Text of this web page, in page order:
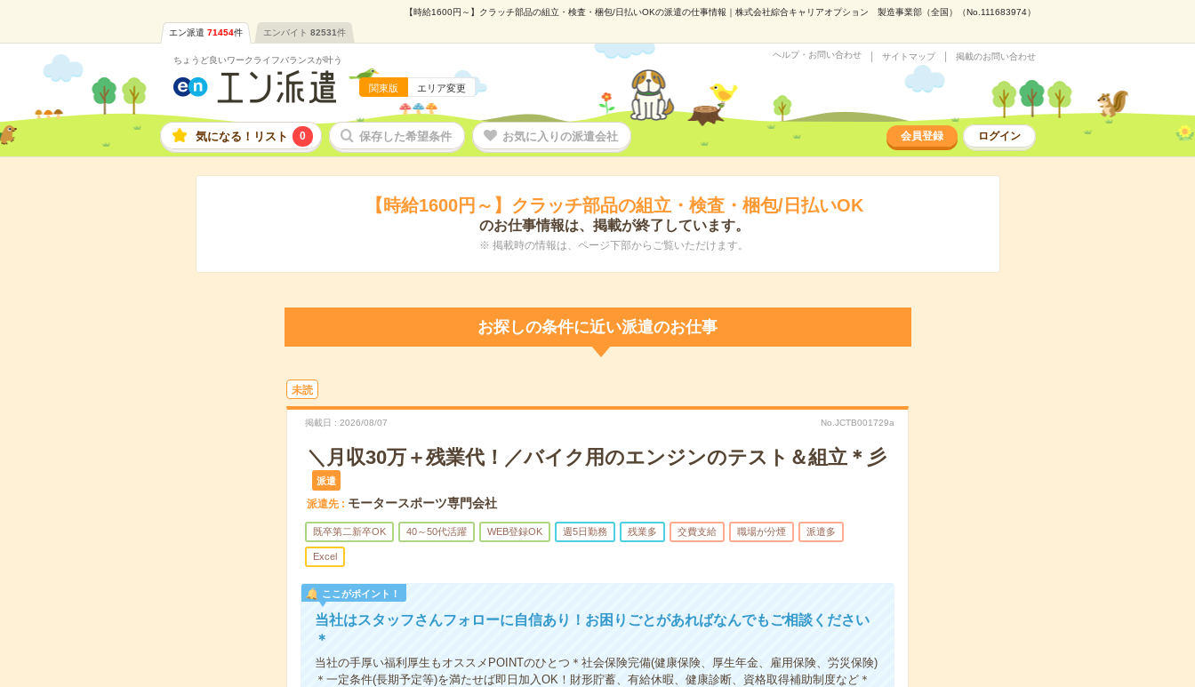
【時給1600円～】クラッチ部品の組立・検査・梱包/日払いOKの派遣の仕事情報｜株式会社綜合キャリアオプション 製造事業部（全国）（No.111683974）
エン派遣 71454件 エンバイト 82531件
ちょうど良いワークライフバランスが叶う
関東版 エリア変更
ヘルプ・お問い合わせ サイトマップ 掲載のお問い合わせ
気になる！リスト 0 保存した希望条件 お気に入りの派遣会社 会員登録 ログイン
【時給1600円～】クラッチ部品の組立・検査・梱包/日払いOK
のお仕事情報は、掲載が終了しています。
※ 掲載時の情報は、ページ下部からご覧いただけます。
お探しの条件に近い派遣のお仕事
未読
掲載日 2026/08/07 No.JCTB001729a
＼月収30万＋残業代！／バイク用のエンジンのテスト＆組立＊彡
派遣
派遣先 モータースポーツ専門会社
既卒第二新卒OK 40～50代活躍 WEB登録OK 週5日勤務 残業多 交費支給 職場が分煙 派遣多
Excel
ここがポイント！
当社はスタッフさんフォローに自信あり！お困りごとがあればなんでもご相談ください
＊
当社の手厚い福利厚生もオススメPOINTのひとつ＊社会保険完備(健康保険、厚生年金、雇用保険、労災保険)
＊一定条件(長期予定等)を満たせば即日加入OK！財形貯蓄、有給休暇、健康診断、資格取得補助制度など＊